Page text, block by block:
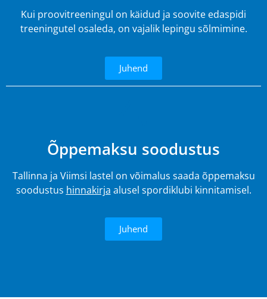
Kui proovitreeningul on käidud ja soovite edaspidi
treeningutel osaleda, on vajalik lepingu sõlmimine.
Juhend
Õppemaksu soodustus
Tallinna ja Viimsi lastel on võimalus saada õppemaksu
soodustus hinnakirja alusel spordiklubi kinnitamisel.
Juhend